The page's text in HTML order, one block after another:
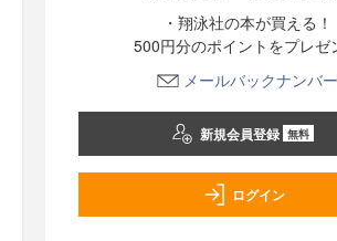
・翔泳社の本が買える！
500円分のポイントをプレゼ
メールバックナンバー
新規会員登録 無料
ログイン